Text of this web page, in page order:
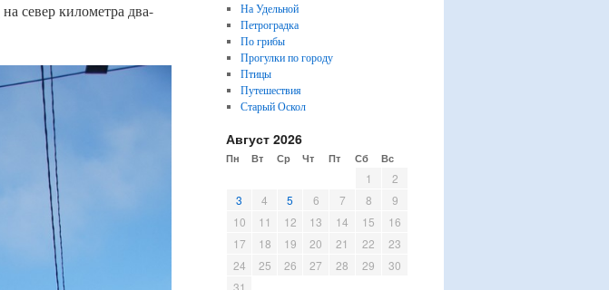
на север километра два-
На Удельной
Петроградка
По грибы
Прогулки по городу
Птицы
Путешествия
Старый Оскол
Август 2026
Пн Вт Ср Чт Пт Сб Вс
1
2
3
4 5 6 7 8
9
10
11 12 13 14 15
16
17
18 19 20 21 22
23
24
25 26 27 28 29
30
31